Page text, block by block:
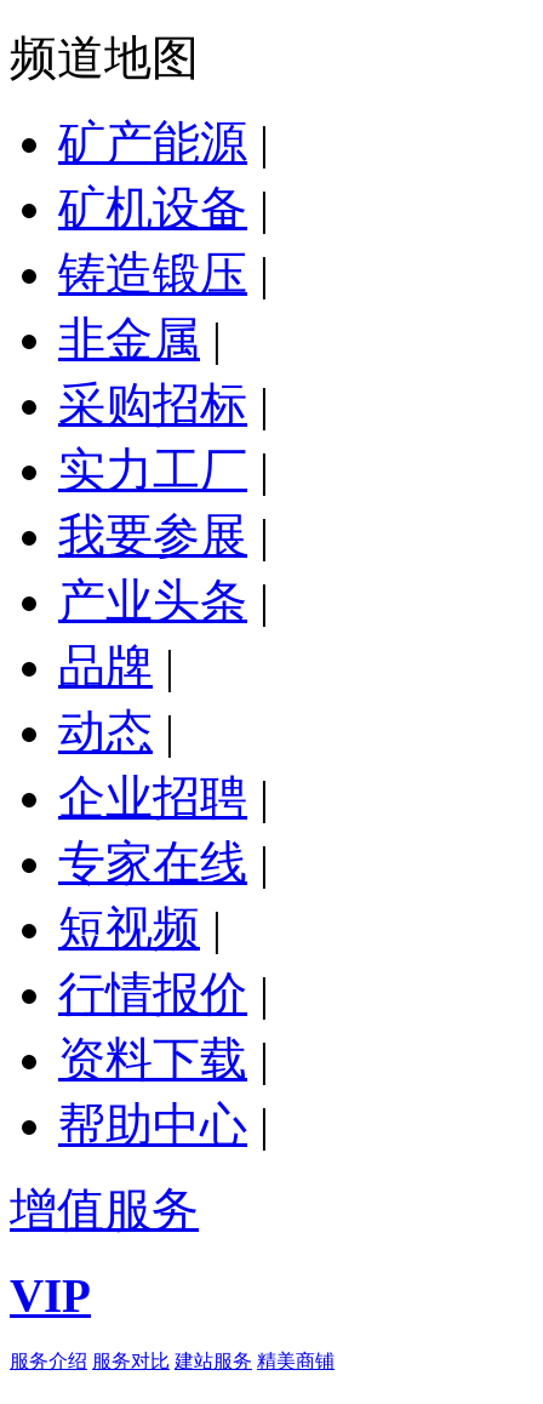
频道地图
矿产能源 |
矿机设备 |
铸造锻压 |
非金属 |
采购招标 |
实力工厂 |
我要参展 |
产业头条 |
品牌 |
动态 |
企业招聘 |
专家在线 |
短视频 |
行情报价 |
资料下载 |
帮助中心 |
增值服务
VIP
服务介绍 服务对比 建站服务 精美商铺